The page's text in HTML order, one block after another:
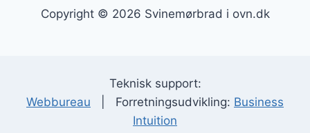
Copyright © 2026 Svinemørbrad i ovn.dk
Teknisk support:
Webbureau | Forretningsudvikling: Business
Intuition